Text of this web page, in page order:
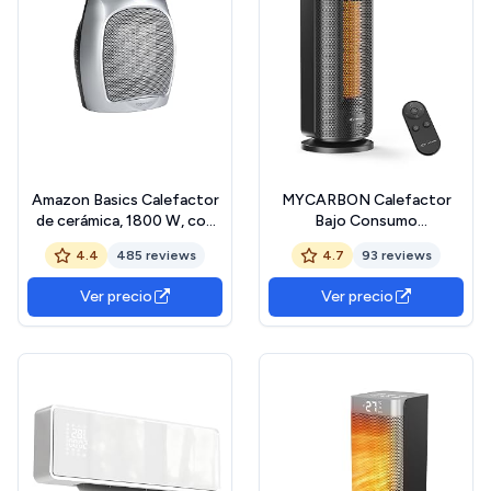
Amazon Basics Calefactor
de cerámica, 1800 W, con
termostato ajustable,
Plateado
4.4 485 reviews
Ver precio
MYCARBON Calefactor
Bajo Consumo
1000W/1900W con
Pantalla LED TEMP
Ajustable 5℃-35℃ 32dB
Modo ECO Timer 12h
Oscilación 70° Estufa
Remoto (Negro)
4.7 93 reviews
Ver precio